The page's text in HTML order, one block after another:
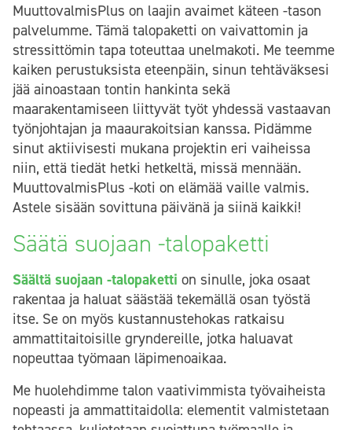
MuuttovalmisPlus on laajin avaimet käteen -tason
palvelumme. Tämä talopaketti on vaivattomin ja
stressittömin tapa toteuttaa unelmakoti. Me teemme
kaiken perustuksista eteenpäin, sinun tehtäväksesi
jää ainoastaan tontin hankinta sekä
maarakentamiseen liittyvät työt yhdessä vastaavan
työnjohtajan ja maaurakoitsian kanssa. Pidämme
sinut aktiivisesti mukana projektin eri vaiheissa
niin, että tiedät hetki hetkeltä, missä mennään.
MuuttovalmisPlus -koti on elämää vaille valmis.
Astele sisään sovittuna päivänä ja siinä kaikki!
Säätä suojaan -talopaketti
Säältä suojaan -talopaketti on sinulle, joka osaat
rakentaa ja haluat säästää tekemällä osan työstä
itse. Se on myös kustannustehokas ratkaisu
ammattitaitoisille gryndereille, jotka haluavat
nopeuttaa työmaan läpimenoaikaa.
Me huolehdimme talon vaativimmista työvaiheista
nopeasti ja ammattitaidolla: elementit valmistetaan